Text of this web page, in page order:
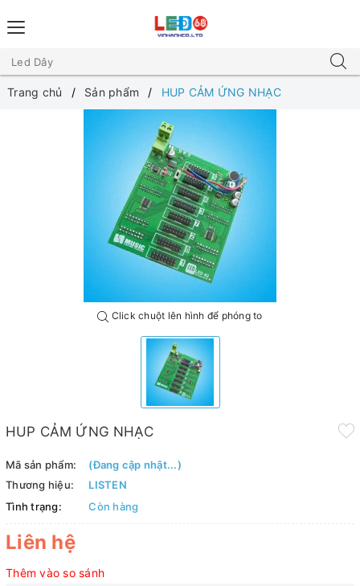
Trang chủ Sản phẩm HUP CẢM ỨNG NHẠC
Click chuột lên hình để phóng to
HUP CẢM ỨNG NHẠC
Mã sản phẩm:
(Đang cập nhật...)
Thương hiệu:
LISTEN
Tình trạng:
Còn hàng
Liên hệ
Thêm vào so sánh